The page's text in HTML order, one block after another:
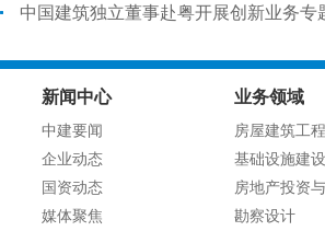
中国建筑独立董事赴粤开展创新业务专
新闻中心
中建要闻
企业动态
国资动态
媒体聚焦
业务领域
房屋建筑工程
基础设施建
房地产投资
勘察设计